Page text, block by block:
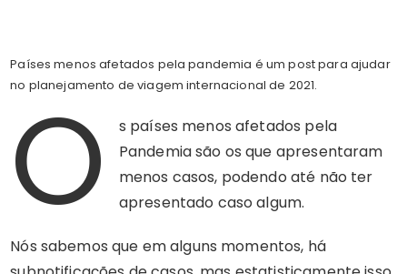
Países menos afetados pela pandemia é um post para ajudar
no planejamento de viagem internacional de 2021.
O
s países menos afetados pela
Pandemia são os que apresentaram
menos casos, podendo até não ter
apresentado caso algum.
Nós sabemos que em alguns momentos, há